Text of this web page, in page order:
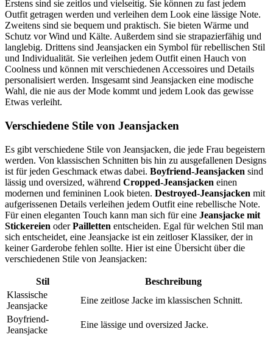
Erstens sind sie zeitlos und vielseitig. Sie können zu fast jedem
Outfit getragen werden und verleihen dem Look eine lässige Note.
Zweitens sind sie bequem und praktisch. Sie bieten Wärme und
Schutz vor Wind und Kälte. Außerdem sind sie strapazierfähig und
langlebig. Drittens sind Jeansjacken ein Symbol für rebellischen Stil
und Individualität. Sie verleihen jedem Outfit einen Hauch von
Coolness und können mit verschiedenen Accessoires und Details
personalisiert werden. Insgesamt sind Jeansjacken eine modische
Wahl, die nie aus der Mode kommt und jedem Look das gewisse
Etwas verleiht.
Verschiedene Stile von Jeansjacken
Es gibt verschiedene Stile von Jeansjacken, die jede Frau begeistern
werden. Von klassischen Schnitten bis hin zu ausgefallenen Designs
ist für jeden Geschmack etwas dabei. Boyfriend-Jeansjacken sind
lässig und oversized, während Cropped-Jeansjacken einen
modernen und femininen Look bieten. Destroyed-Jeansjacken mit
aufgerissenen Details verleihen jedem Outfit eine rebellische Note.
Für einen eleganten Touch kann man sich für eine Jeansjacke mit
Stickereien oderPailletten entscheiden. Egal für welchen Stil man
sich entscheidet, eine Jeansjacke ist ein zeitloser Klassiker, der in
keiner Garderobe fehlen sollte. Hier ist eine Übersicht über die
verschiedenen Stile von Jeansjacken:
Stil
Beschreibung
Klassische
Jeansjacke
Eine zeitlose Jacke im klassischen Schnitt.
Boyfriend-
Jeansjacke
Eine lässige und oversized Jacke.